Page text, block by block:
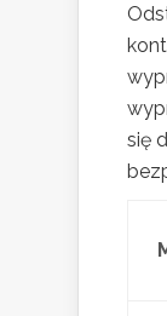
się